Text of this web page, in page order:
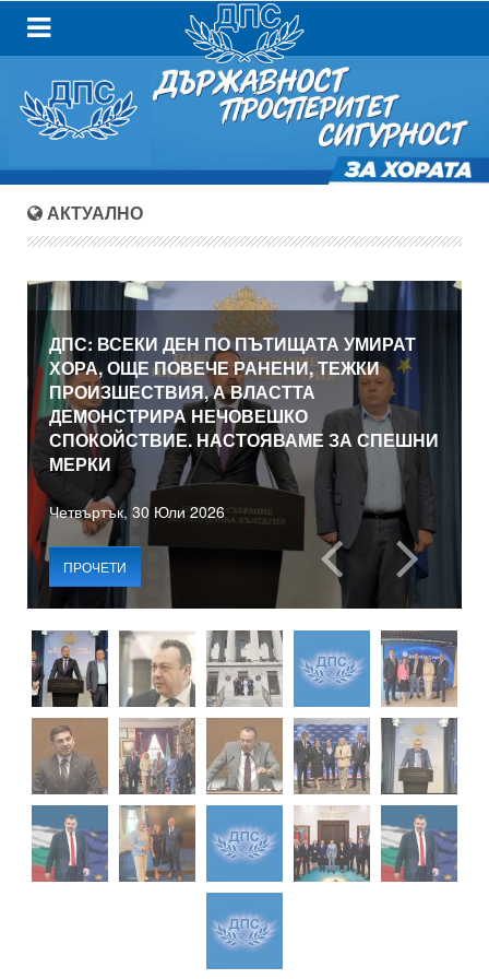
АКТУАЛНО
ДПС: ВСЕКИ ДЕН ПО ПЪТИЩАТА УМИРАТ
ХОРА, ОЩЕ ПОВЕЧЕ РАНЕНИ, ТЕЖКИ
ПРОИЗШЕСТВИЯ, А ВЛАСТТА
ДЕМОНСТРИРА НЕЧОВЕШКО
СПОКОЙСТВИЕ. НАСТОЯВАМЕ ЗА СПЕШНИ
МЕРКИ
Четвъртък, 30 Юли 2026
ПРОЧЕТИ